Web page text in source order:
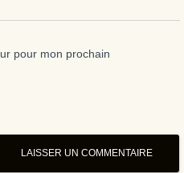
pour mon prochain